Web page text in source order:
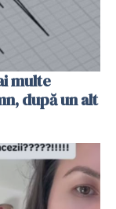
multe
după un alt